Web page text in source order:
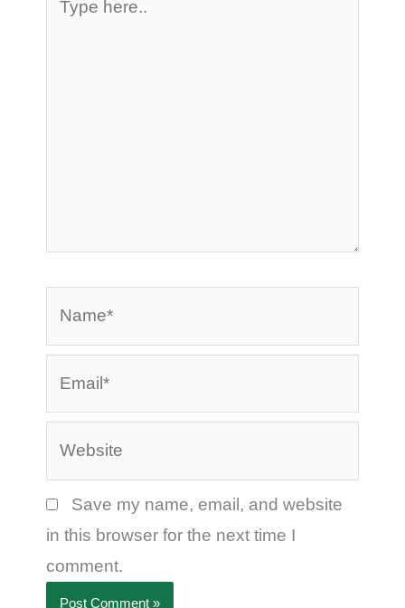
Save my name, email, and website
in this browser for the next time I
comment.